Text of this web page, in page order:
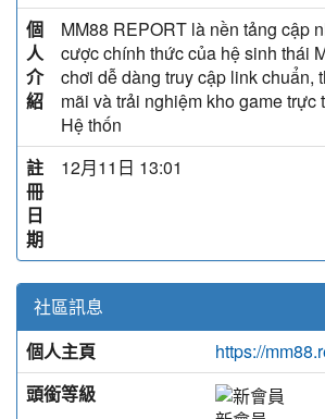
個
人
介
紹
MM88 REPORT là nền tảng cập
cược chính thức của hệ sinh thái
chơi dễ dàng truy cập link chuẩn,
mãi và trải nghiệm kho game trực
Hệ thốn
註
冊
日
期
12月11日 13:01
社區訊息
個人主頁
https://
頭銜等級